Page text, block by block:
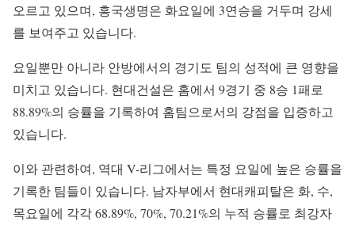
오르고 있으며, 흥국생명은 화요일에 3연승을 거두며 강세
를 보여주고 있습니다.
요일뿐만 아니라 안방에서의 경기도 팀의 성적에 큰 영향을
미치고 있습니다. 현대건설은 홈에서 9경기 중 8승 1패로
88.89%의 승률을 기록하여 홈팀으로서의 강점을 입증하고
있습니다.
이와 관련하여, 역대 V-리그에서는 특정 요일에 높은 승률을
기록한 팀들이 있습니다. 남자부에서 현대캐피탈은 화, 수,
목요일에 각각 68.89%, 70%, 70.21%의 누적 승률로 최강자